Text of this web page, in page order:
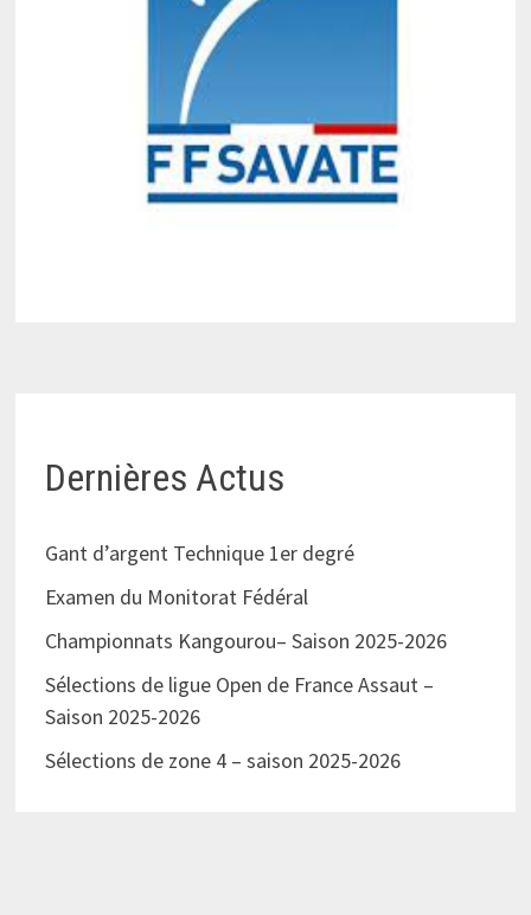
Dernières Actus
Gant d’argent Technique 1er degré
Examen du Monitorat Fédéral
Championnats Kangourou– Saison 2025-2026
Sélections de ligue Open de France Assaut –
Saison 2025-2026
Sélections de zone 4 – saison 2025-2026